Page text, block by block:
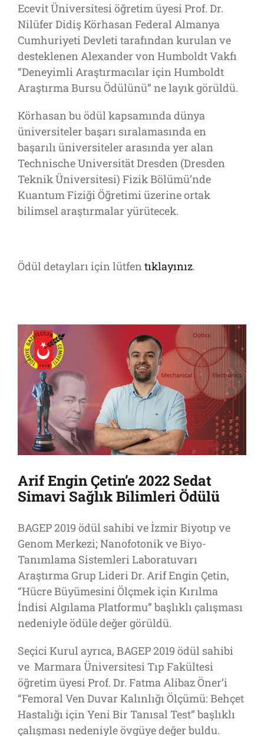
Ecevit Üniversitesi öğretim üyesi Prof. Dr.
Nilüfer Didiş Körhasan Federal Almanya
Cumhuriyeti Devleti tarafından kurulan ve
desteklenen Alexander von Humboldt Vakfı
“Deneyimli Araştırmacılar için Humboldt
Araştırma Bursu Ödülünü” ne layık görüldü.
Körhasan bu ödül kapsamında dünya
üniversiteler başarı sıralamasında en
başarılı üniversiteler arasında yer alan
Technische Universität Dresden (Dresden
Teknik Üniversitesi) Fizik Bölümü’nde
Kuantum Fiziği Öğretimi üzerine ortak
bilimsel araştırmalar yürütecek.
Ödül detayları için lütfentıklayınız.
Arif Engin Çetin’e 2022 Sedat
Simavi Sağlık Bilimleri Ödülü
BAGEP 2019 ödül sahibi ve İzmir Biyotıp ve
Genom Merkezi; Nanofotonik ve Biyo-
Tanımlama Sistemleri Laboratuvarı
Araştırma Grup Lideri Dr. Arif Engin Çetin,
“Hücre Büyümesini Ölçmek için Kırılma
İndisi Algılama Platformu” başlıklı çalışması
nedeniyle ödüle değer görüldü.
Seçici Kurul ayrıca, BAGEP 2019 ödül sahibi
ve Marmara Üniversitesi Tıp Fakültesi
öğretim üyesi Prof. Dr. Fatma Alibaz Öner’i
“Femoral Ven Duvar Kalınlığı Ölçümü: Behçet
Hastalığı için Yeni Bir Tanısal Test” başlıklı
çalışması nedeniyle övgüye değer buldu.